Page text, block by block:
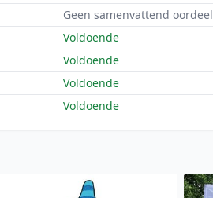
Geen samenvattend oordeel
Voldoende
Voldoende
Voldoende
Voldoende